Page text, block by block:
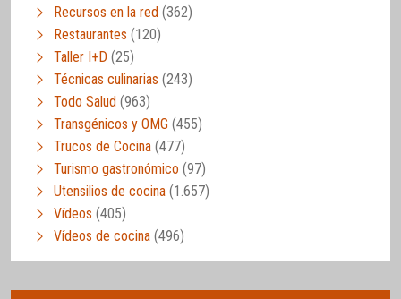
Recursos en la red (362)
Restaurantes (120)
Taller I+D (25)
Técnicas culinarias (243)
Todo Salud (963)
Transgénicos y OMG (455)
Trucos de Cocina (477)
Turismo gastronómico (97)
Utensilios de cocina (1.657)
Vídeos (405)
Vídeos de cocina (496)